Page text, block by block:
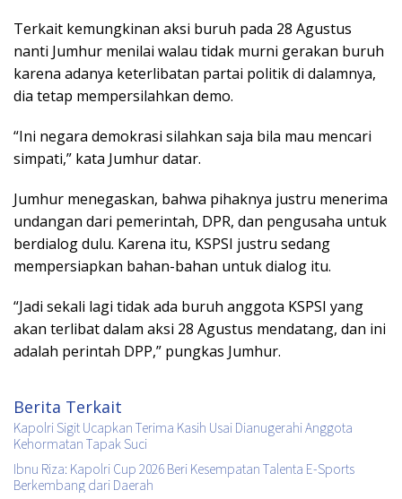
Terkait kemungkinan aksi buruh pada 28 Agustus
nanti Jumhur menilai walau tidak murni gerakan buruh
karena adanya keterlibatan partai politik di dalamnya,
dia tetap mempersilahkan demo.
“Ini negara demokrasi silahkan saja bila mau mencari
simpati,” kata Jumhur datar.
Jumhur menegaskan, bahwa pihaknya justru menerima
undangan dari pemerintah, DPR, dan pengusaha untuk
berdialog dulu. Karena itu, KSPSI justru sedang
mempersiapkan bahan-bahan untuk dialog itu.
“Jadi sekali lagi tidak ada buruh anggota KSPSI yang
akan terlibat dalam aksi 28 Agustus mendatang, dan ini
adalah perintah DPP,” pungkas Jumhur.
Berita Terkait
Kapolri Sigit Ucapkan Terima Kasih Usai Dianugerahi Anggota
Kehormatan Tapak Suci
Ibnu Riza: Kapolri Cup 2026 Beri Kesempatan Talenta E-Sports
Berkembang dari Daerah